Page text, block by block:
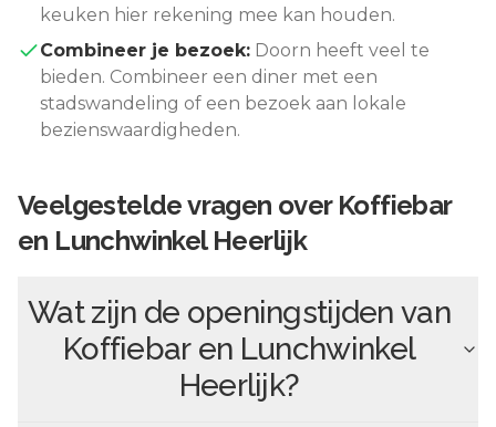
keuken hier rekening mee kan houden.
Combineer je bezoek: Doorn heeft veel te
bieden. Combineer een diner met een
stadswandeling of een bezoek aan lokale
bezienswaardigheden.
Veelgestelde vragen over Koffiebar
en Lunchwinkel Heerlijk
Wat zijn de openingstijden van
Koffiebar en Lunchwinkel
Heerlijk?